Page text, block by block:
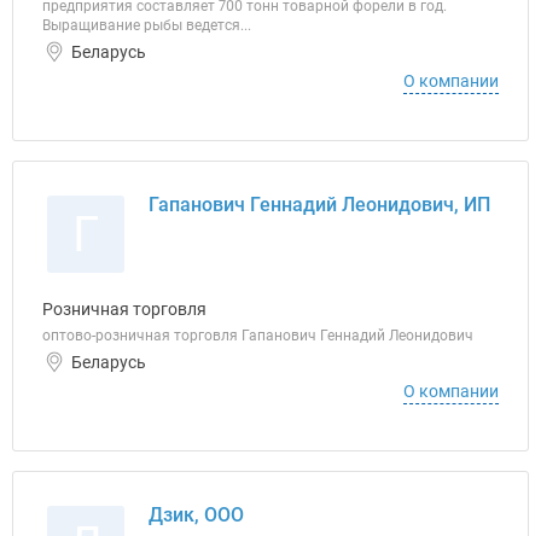
предприятия составляет 700 тонн товарной форели в год.
Выращивание рыбы ведется...
Беларусь
О компании
Гапанович Геннадий Леонидович, ИП
Розничная торговля
оптово-розничная торговля Гапанович Геннадий Леонидович
Беларусь
О компании
Дзик, ООО